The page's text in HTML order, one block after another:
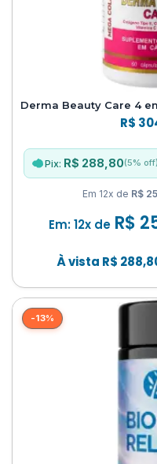
Derma Beauty Care 4
R$
Pix: R$ 288,80(5% off)
Em 12x de R$
Em: 12x de R$
À vista R$
-13%